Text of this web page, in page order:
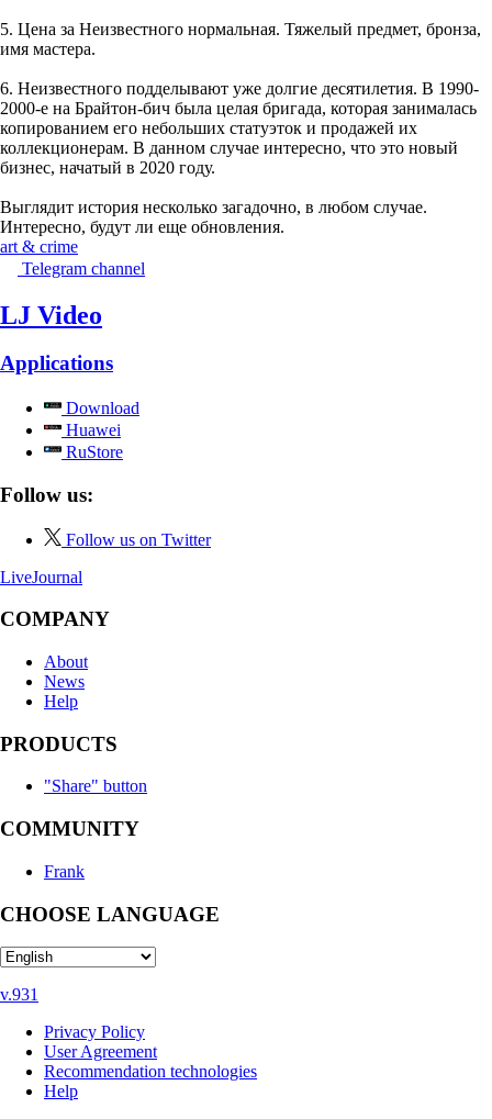
5. Цена за Неизвестного нормальная. Тяжелый предмет, бронза,
имя мастера.
6. Неизвестного подделывают уже долгие десятилетия. В 1990-
2000-е на Брайтон-бич была целая бригада, которая занималась
копированием его небольших статуэток и продажей их
коллекционерам. В данном случае интересно, что это новый
бизнес, начатый в 2020 году.
Выглядит история несколько загадочно, в любом случае.
Интересно, будут ли еще обновления.
art & crime
Telegram channel
LJ Video
Applications
Download
Huawei
RuStore
Follow us:
Follow us on Twitter
LiveJournal
COMPANY
About
News
Help
PRODUCTS
"Share" button
COMMUNITY
Frank
CHOOSE LANGUAGE
v.931
Privacy Policy
User Agreement
Recommendation technologies
Help